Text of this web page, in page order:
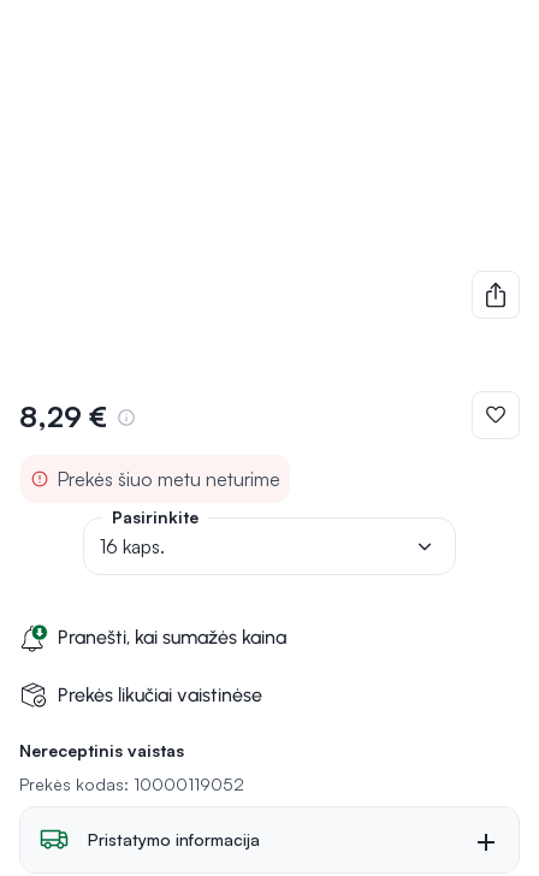
Nereceptinis vaistas
Prekės kodas: 10000119052
8,29 €
Pranešti, kai sumažės kaina
Prekės likučiai vaistinėse
Prekės šiuo metu neturime
Pasirinkite
16 kaps.
Pristatymo informacija